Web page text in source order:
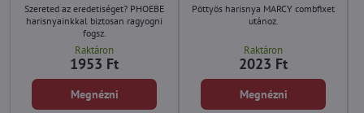
Szereted az eredetiséget? PHOEBE
harisnyainkkal biztosan ragyogni
fogsz.
Raktáron
1953 Ft
Megnézni
Pöttyös harisnya MARCY combfixet
utánoz.
Raktáron
2023 Ft
Megnézni